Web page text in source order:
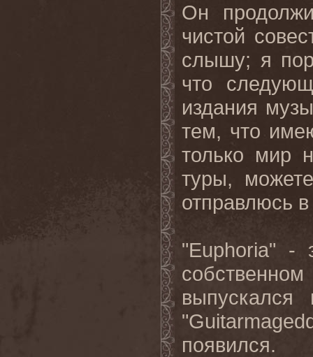
Он
чистой
слышу; я
что
издания
тем, что
только мир
туры,
отправлюсь
"Euphoria" -
выпускался
появился.